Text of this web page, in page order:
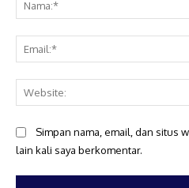
Simpan nama, email, dan situs
lain kali saya berkomentar.